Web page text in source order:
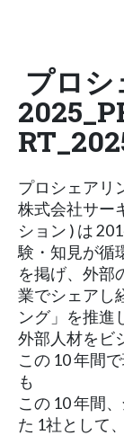
プロシ
プロシェアリ
株式会社サー
ション ) は
験・知見が循
を掲げ、外部
業でシェアし
ング」を推進
外部人材をビ
この 10 年間
も
この 10 年間
た 1社として